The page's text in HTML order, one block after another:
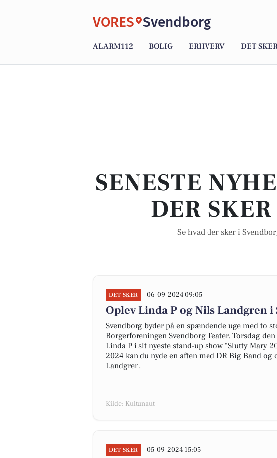
VORES Svendborg
ALARM112 BOLIG ERHVERV DET SKER
SENESTE
DER
Se hvad der sker i
DET SKER 06-09-2024 09:05
Oplev Linda P og Nils Landgren i
Svendborg byder på en spændende uge med to
Borgerforeningen Svendborg Teater. Torsdag
Linda P i sit nyeste stand-up show "Slutty Mary
2024 kan du nyde en aften med DR Big Band og
Landgren.
Kilde: Kultunaut
DET SKER 05-09-2024 15:05